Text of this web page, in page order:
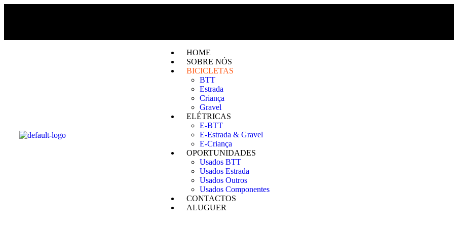
HOME
SOBRE NÓS
BICICLETAS
BTT
Estrada
Criança
Gravel
ELÉTRICAS
E-BTT
E-Estrada & Gravel
E-Criança
OPORTUNIDADES
Usados BTT
Usados Estrada
Usados Outros
Usados Componentes
CONTACTOS
ALUGUER